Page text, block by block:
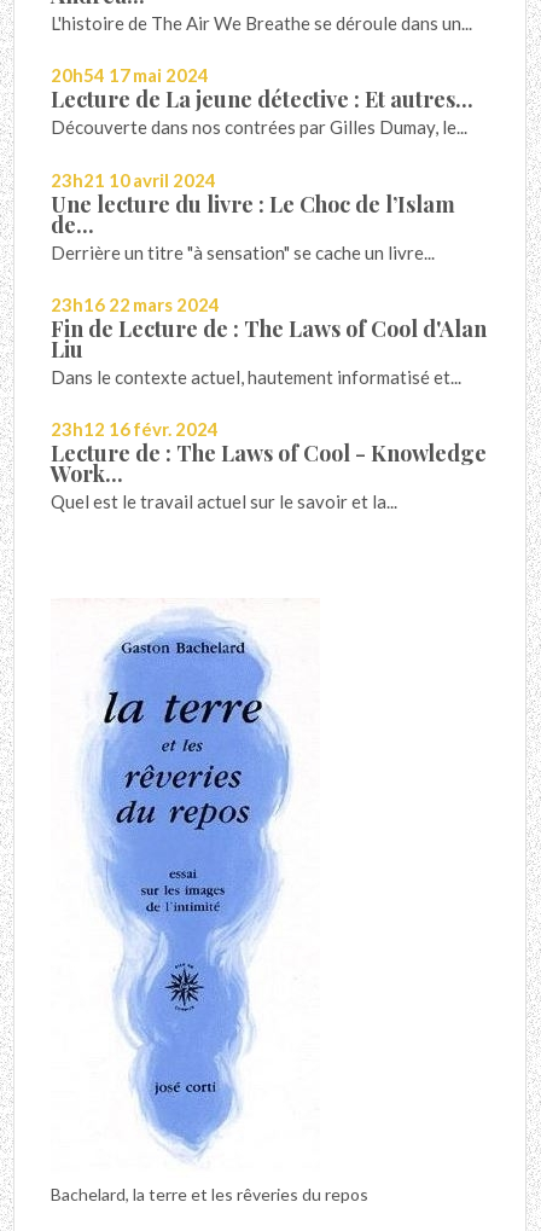
L'histoire de The Air We Breathe se déroule dans un...
20h54 17mai 2024
Lecture de La jeune détective : Et autres...
Découverte dans nos contrées par Gilles Dumay, le...
23h21 10avril 2024
Une lecture du livre : Le Choc de l’Islam
de...
Derrière un titre "à sensation" se cache un livre...
23h16 22 mars 2024
Fin de Lecture de : The Laws of Cool d'Alan
Liu
Dans le contexte actuel, hautement informatisé et...
23h12 16févr. 2024
Lecture de : The Laws of Cool - Knowledge
Work...
Quel est le travail actuel sur le savoir et la...
Bachelard, la terre et les rêveries du repos